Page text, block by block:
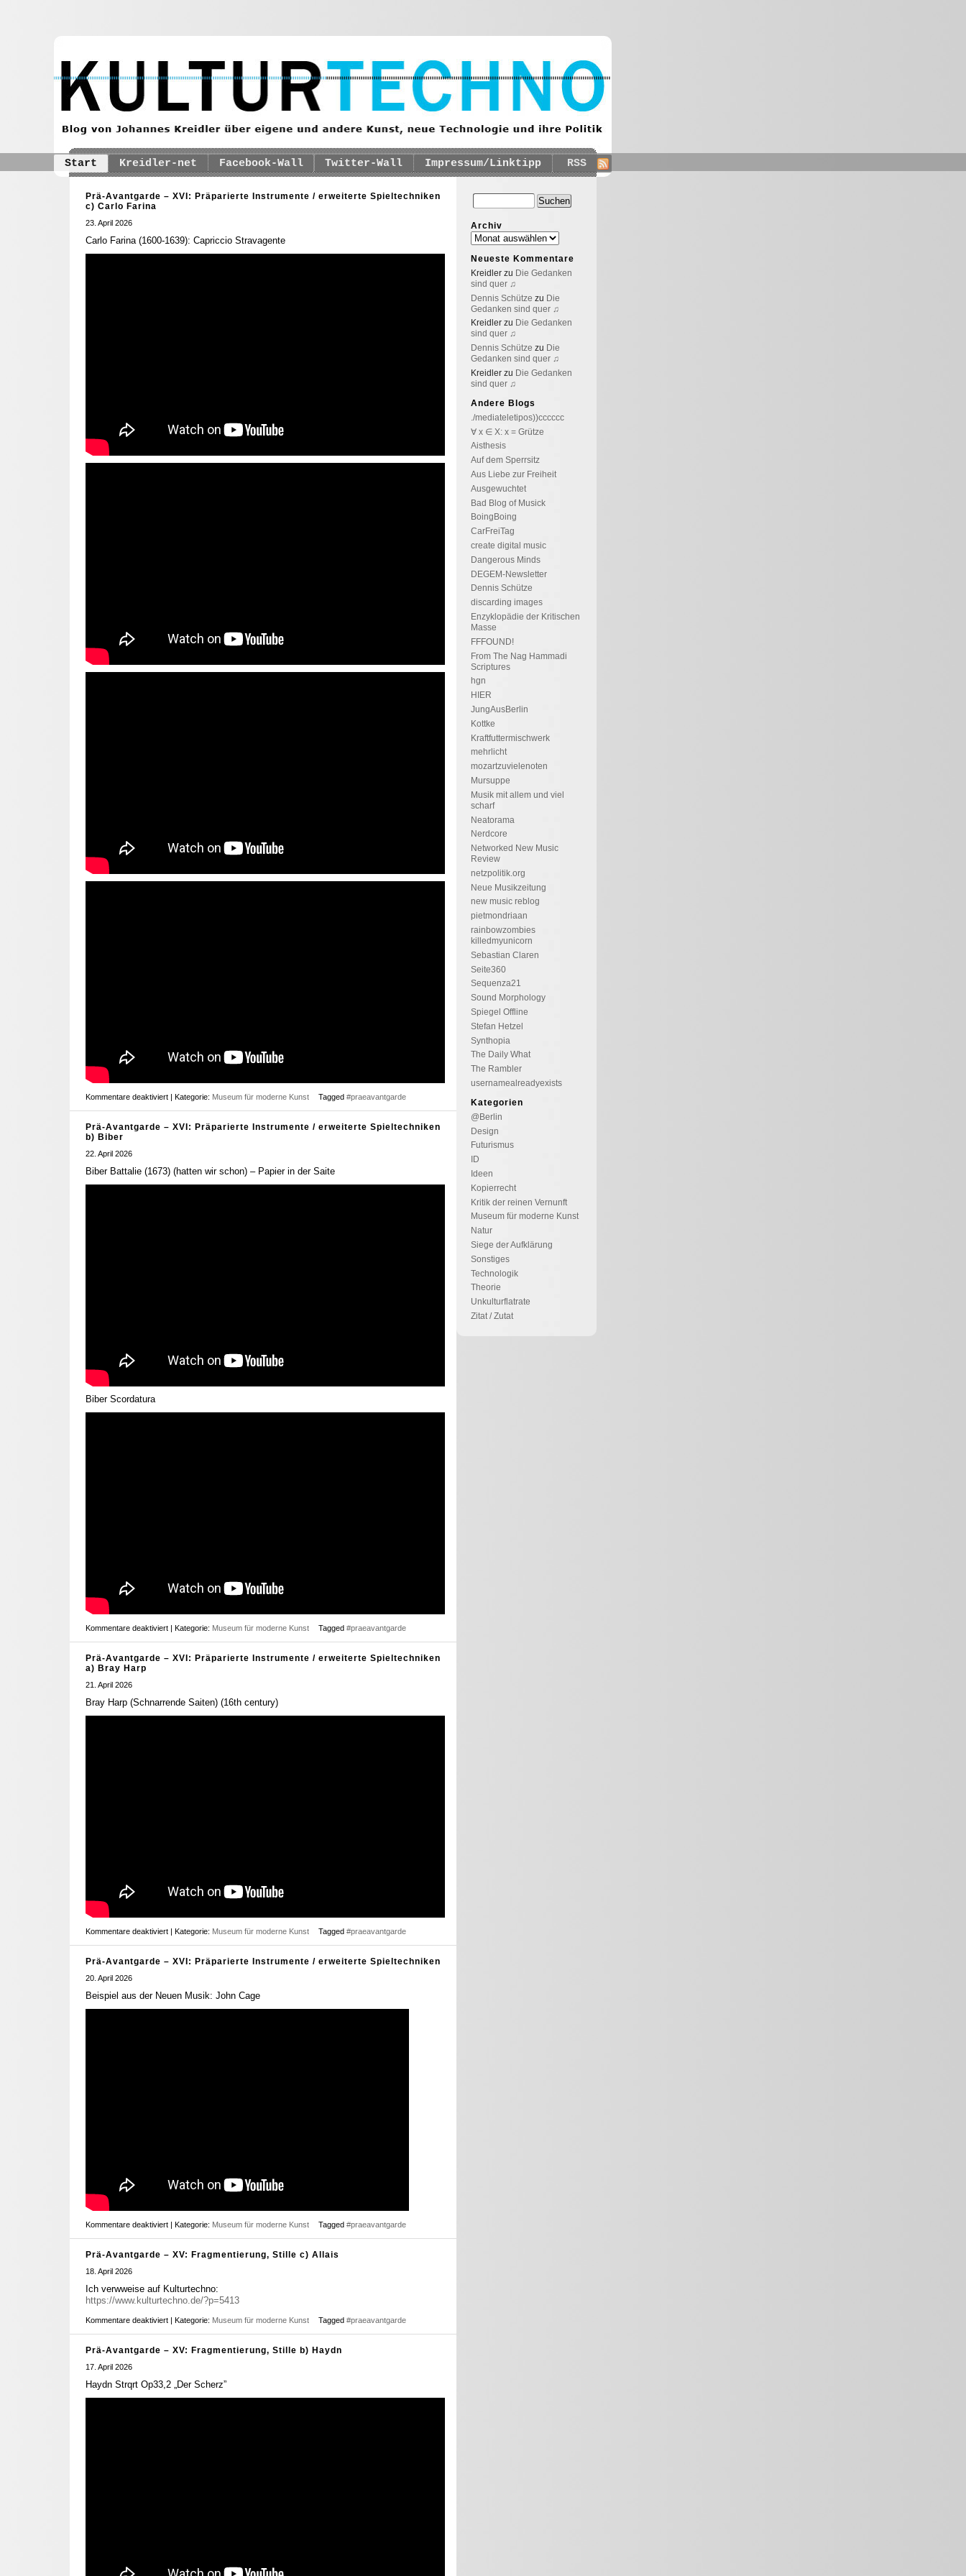
Start Kreidler-net Facebook-Wall Twitter-Wall Impressum/Linktipp RSS
Prä-Avantgarde – XVI: Präparierte Instrumente / erweiterte Spieltechniken
c) Carlo Farina
23. April 2026
Carlo Farina (1600-1639): Capriccio Stravagente
Kommentare deaktiviert | Kategorie: Museum für moderne Kunst Tagged #praeavantgarde
Prä-Avantgarde – XVI: Präparierte Instrumente / erweiterte Spieltechniken
b) Biber
22. April 2026
Biber Battalie (1673) (hatten wir schon) – Papier in der Saite
Biber Scordatura
Kommentare deaktiviert | Kategorie: Museum für moderne Kunst Tagged #praeavantgarde
Prä-Avantgarde – XVI: Präparierte Instrumente / erweiterte Spieltechniken
a) Bray Harp
21. April 2026
Bray Harp (Schnarrende Saiten) (16th century)
Kommentare deaktiviert | Kategorie: Museum für moderne Kunst Tagged #praeavantgarde
Prä-Avantgarde – XVI: Präparierte Instrumente / erweiterte Spieltechniken
20. April 2026
Beispiel aus der Neuen Musik: John Cage
Kommentare deaktiviert | Kategorie: Museum für moderne Kunst Tagged #praeavantgarde
Prä-Avantgarde – XV: Fragmentierung, Stille c) Allais
18. April 2026
Ich verwweise auf Kulturtechno:
https://www.kulturtechno.de/?p=5413
Kommentare deaktiviert | Kategorie: Museum für moderne Kunst Tagged #praeavantgarde
Prä-Avantgarde – XV: Fragmentierung, Stille b) Haydn
17. April 2026
Haydn Strqrt Op33,2 „Der Scherz”
Archiv
Neueste Kommentare
Kreidler zu Die Gedanken
sind quer ♫
Dennis Schütze zu Die
Gedanken sind quer ♫
Kreidler zu Die Gedanken
sind quer ♫
Dennis Schütze zu Die
Gedanken sind quer ♫
Kreidler zu Die Gedanken
sind quer ♫
Andere Blogs
./mediateletipos))cccccc
∀ x ∈ X: x = Grütze
Aisthesis
Auf dem Sperrsitz
Aus Liebe zur Freiheit
Ausgewuchtet
Bad Blog of Musick
BoingBoing
CarFreiTag
create digital music
Dangerous Minds
DEGEM-Newsletter
Dennis Schütze
discarding images
Enzyklopädie der Kritischen
Masse
FFFOUND!
From The Nag Hammadi
Scriptures
hgn
HIER
JungAusBerlin
Kottke
Kraftfuttermischwerk
mehrlicht
mozartzuvielenoten
Mursuppe
Musik mit allem und viel
scharf
Neatorama
Nerdcore
Networked New Music
Review
netzpolitik.org
Neue Musikzeitung
new music reblog
pietmondriaan
rainbowzombies
killedmyunicorn
Sebastian Claren
Seite360
Sequenza21
Sound Morphology
Spiegel Offline
Stefan Hetzel
Synthopia
The Daily What
The Rambler
usernamealreadyexists
Kategorien
@Berlin
Design
Futurismus
ID
Ideen
Kopierrecht
Kritik der reinen Vernunft
Museum für moderne Kunst
Natur
Siege der Aufklärung
Sonstiges
Technologik
Theorie
Unkulturflatrate
Zitat / Zutat